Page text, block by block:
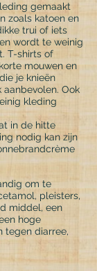
gemaakt
zoals katoen en
trui of iets
wordt te weinig
T-shirts of
mouwen en
je knieën
Ook
kleding
in de hitte
nodig kan zijn
om te
pleisters,
middel, een
hoge
tegen diarree,